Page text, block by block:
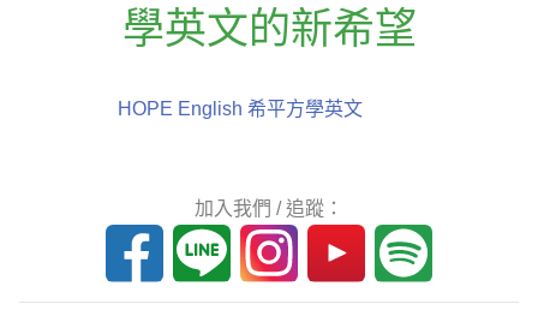
學英文的新希望
HOPE English 希平方學英文
加入我們 / 追蹤：